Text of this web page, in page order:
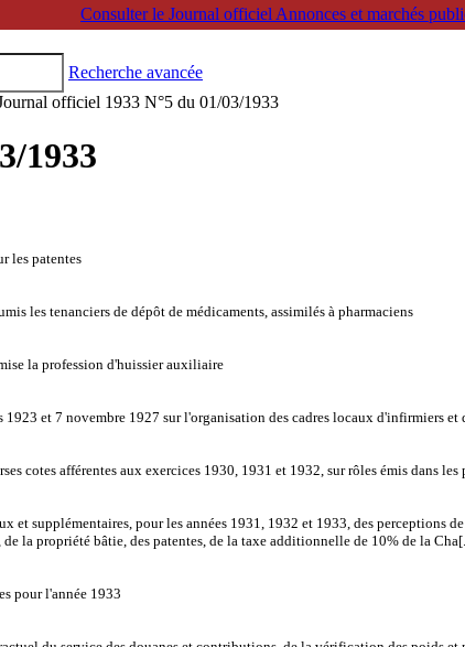
Consulter le Journal officiel Annonces et marchés
Recherche avancée
officiel 1933 N°5 du 01/03/1933
1933
les patentes
les tenanciers de dépôt de médicaments, assimilés à pharmaciens
la profession d'huissier auxiliaire
et 7 novembre 1927 sur l'organisation des cadres locaux d'infirmiers et
cotes afférentes aux exercices 1930, 1931 et 1932, sur rôles émis dans
supplémentaires, pour les années 1931, 1932 et 1933, des perceptions
la propriété bâtie, des patentes, de la taxe additionnelle de 10% de la
pour l'année 1933